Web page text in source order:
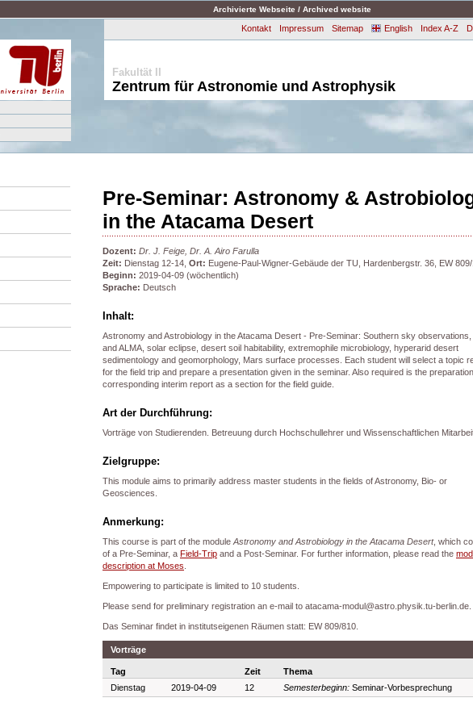
Archivierte Webseite / Archived website
Kontakt Impressum Sitemap English Index A-Z
Fakultät II
Zentrum für Astronomie und Astrophysik
Pre-Seminar: Astronomy &
in the Atacama Desert
Dozent: Dr. J. Feige, Dr. A. Airo Farulla
Zeit: Dienstag 12-14, Ort: Eugene-Paul-Wigner-Gebäude der TU, Hardenbergstr. 36, EW 809/
Beginn: 2019-04-09 (wöchentlich)
Sprache: Deutsch
Inhalt:
Astronomy and Astrobiology in the Atacama Desert - Pre-Seminar: Southern sky observations,
and ALMA, solar eclipse, desert soil habitability, extremophile microbiology, hyperarid desert
sedimentology and geomorphology, Mars surface processes. Each student will select a topic
for the field trip and prepare a presentation given in the seminar. Also required is the
corresponding interim report as a section for the field guide.
Art der Durchführung:
Vorträge von Studierenden. Betreuung durch Hochschullehrer und Wissenschaftlichen
Zielgruppe:
This module aims to primarily address master students in the fields of Astronomy, Bio- or
Geosciences.
Anmerkung:
This course is part of the module Astronomy and Astrobiology in the Atacama Desert, which
of a Pre-Seminar, a Field-Trip and a Post-Seminar. For further information, please read the
description at Moses
Empowering to participate is limited to 10 students.
Please send for preliminary registration an e-mail to atacama-modul@astro.physik.tu-berlin.de.
Das Seminar findet in institutseigenen Räumen statt: EW 809/810.
Vorträge
Tag Zeit
Thema
Dienstag
2019-04-09 12 Semesterbeginn: Seminar-Vorbesprechung